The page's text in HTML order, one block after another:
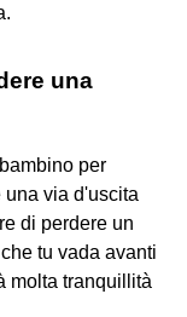
una
per
una via d'uscita
di perdere un
tu vada avanti
molta tranquillità